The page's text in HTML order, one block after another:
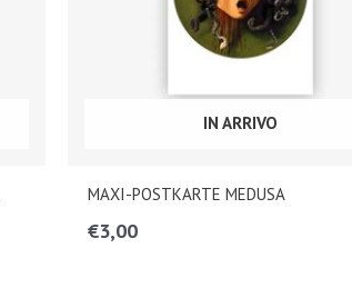
IN ARRIVO
MAXI-POSTKARTE MEDUSA
€3,00